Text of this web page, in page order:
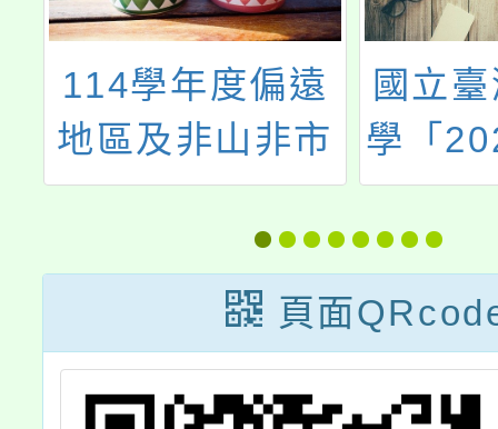
114學年度偏遠
地區及非山非市
學校北區整合性
計畫：子計畫3
教師增能研習活
動
國立
學「
女子
亞競
頁面